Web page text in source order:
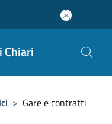
Chiari
> Gare e contratti